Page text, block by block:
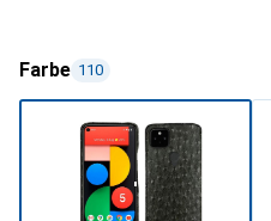
Farbe 110